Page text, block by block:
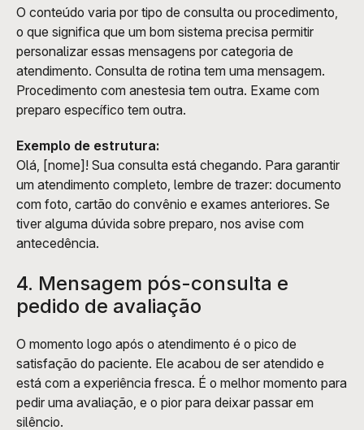
O conteúdo varia por tipo de consulta ou procedimento,
o que significa que um bom sistema precisa permitir
personalizar essas mensagens por categoria de
atendimento. Consulta de rotina tem uma mensagem.
Procedimento com anestesia tem outra. Exame com
preparo específico tem outra.
Exemplo de estrutura:
Olá, [nome]! Sua consulta está chegando. Para garantir
um atendimento completo, lembre de trazer: documento
com foto, cartão do convênio e exames anteriores. Se
tiver alguma dúvida sobre preparo, nos avise com
antecedência.
4. Mensagem pós-consulta e
pedido de avaliação
O momento logo após o atendimento é o pico de
satisfação do paciente. Ele acabou de ser atendido e
está com a experiência fresca. É o melhor momento para
pedir uma avaliação, e o pior para deixar passar em
silêncio.